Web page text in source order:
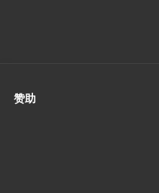
赞助